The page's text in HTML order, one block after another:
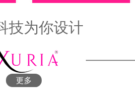
技为你设计
更多